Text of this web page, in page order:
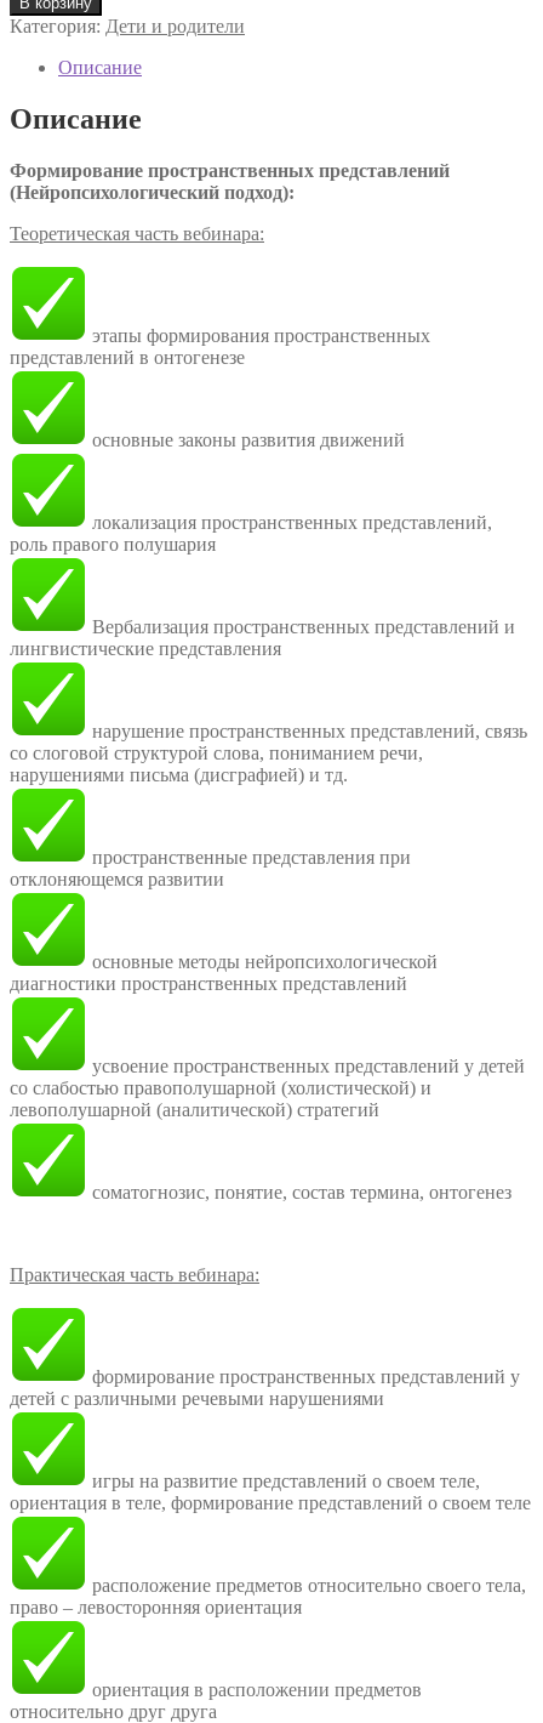
Категория: Дети и родители
Описание
Описание
Формирование пространственных представлений
(Нейропсихологический подход):
Теоретическая часть вебинара:
этапы формирования пространственных
представлений в онтогенезе
основные законы развития движений
локализация пространственных представлений,
роль правого полушария
Вербализация пространственных представлений и
лингвистические представления
нарушение пространственных представлений, связь
со слоговой структурой слова, пониманием речи,
нарушениями письма (дисграфией) и тд.
пространственные представления при
отклоняющемся развитии
основные методы нейропсихологической
диагностики пространственных представлений
усвоение пространственных представлений у детей
со слабостью правополушарной (холистической) и
левополушарной (аналитической) стратегий
соматогнозис, понятие, состав термина, онтогенез
Практическая часть вебинара:
формирование пространственных представлений у
детей с различными речевыми нарушениями
игры на развитие представлений о своем теле,
ориентация в теле, формирование представлений о своем теле
расположение предметов относительно своего тела,
право – левосторонняя ориентация
ориентация в расположении предметов
относительно друг друга